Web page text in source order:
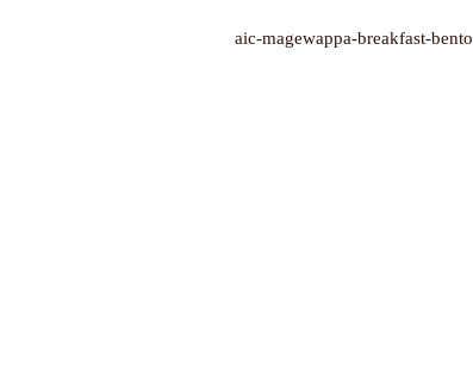
aic-magewappa-breakfast-bento